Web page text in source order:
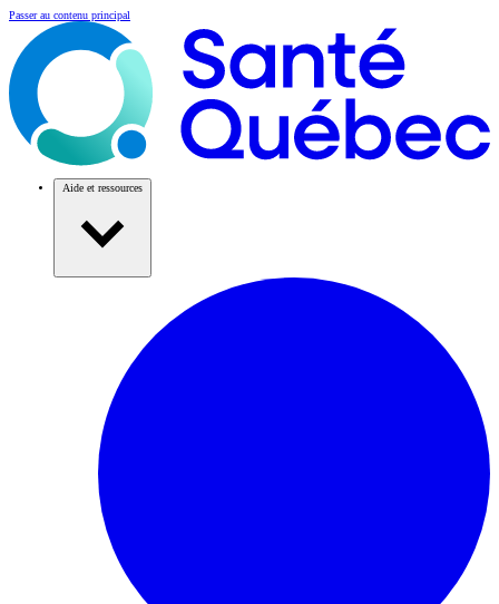
Passer au contenu principal
Aide et ressources